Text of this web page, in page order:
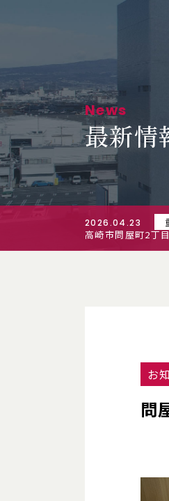
News
最新情
2026.04.23
高崎市問屋町2丁
お
問